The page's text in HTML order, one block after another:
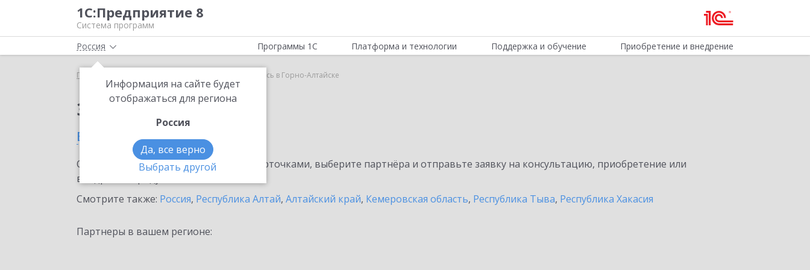
1С:Предприятие 8
Система программ
Россия
Информация на сайте будет
отображаться для региона
Россия
Да, все верно
Выбрать другой
Программы 1С Платформа и технологии Поддержка и обучение Приобретение и внедрение
Главная 1С:Подпись в Горно-Алтайске
Заказать 1С:Подпись
в Горно-Алтайске
Ознакомьтесь с информационными карточками, выберите партнёра и отправьте заявку на консультацию, приобретение или
внедрение продукта.
Смотрите также: Россия, Республика Алтай, Алтайский край, Кемеровская область, Республика Тыва, Республика Хакасия
Партнеры в вашем регионе: